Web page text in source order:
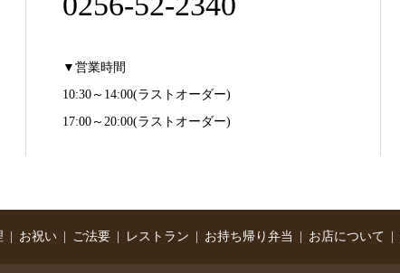
▼営業時間
10:30～14:00(ラストオーダー)
17:00～20:00(ラストオーダー)
お祝い ご法要 レストラン お持ち帰り弁当 お店について